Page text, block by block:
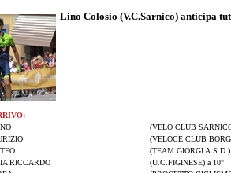
Lino Colosio (V.C.Sarnico) anticipa
(VELO CLUB
(VELOCE CLUB
(TEAM GIORGI A.S.D.)
RICCARDO
(U.C.FIGINESE) a 10"